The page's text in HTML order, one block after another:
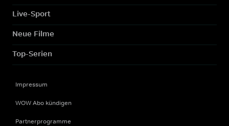
Live-Sport
Neue Filme
Top-Serien
Impressum
WOW Abo kündigen
Partnerprogramme